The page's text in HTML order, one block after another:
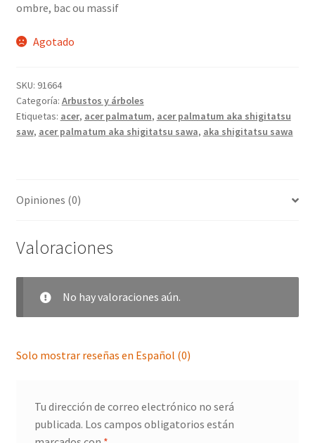
ombre, bac ou massif
Agotado
SKU: 91664
Categoría: Arbustos y árboles
Etiquetas: acer, acer palmatum, acer palmatum aka shigitatsu
saw, acer palmatum aka shigitatsu sawa, aka shigitatsu sawa
Opiniones (0)
Valoraciones
No hay valoraciones aún.
Solo mostrar reseñas en Español (0)
Tu dirección de correo electrónico no será
publicada. Los campos obligatorios están